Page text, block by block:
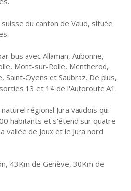
du canton de Vaud, située
bus avec Allaman, Aubonne,
Mont-sur-Rolle, Montherod,
Saint-Oyens et Saubraz. De plus,
13 et 14 de l'Autoroute A1.
régional Jura vaudois qui
habitants et s'étend sur quatre
vallée de Joux et le Jura nord
43Km de Genève, 30Km de